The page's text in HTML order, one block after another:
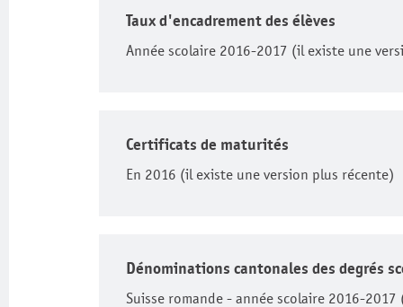
Taux d'encadrement des élèves
Année scolaire 2016-2017 (il existe une
Certificats de maturités
En 2016 (il existe une version plus récente)
Dénominations cantonales des degrés
Suisse romande - année scolaire 2016-